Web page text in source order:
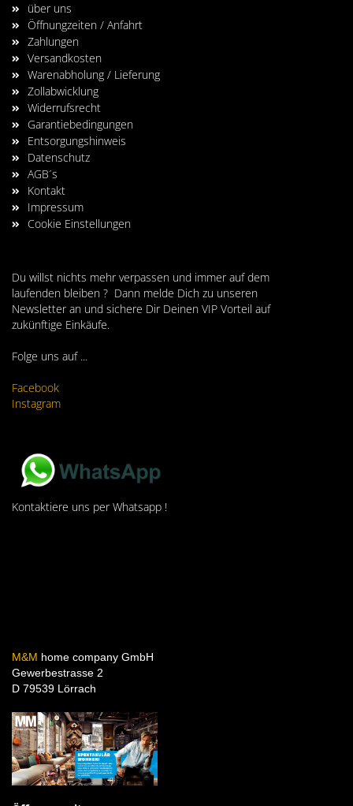
über uns
Öffnungzeiten / Anfahrt
Zahlungen
Versandkosten
Warenabholung / Lieferung
Zollabwicklung
Widerrufsrecht
Garantiebedingungen
Entsorgungshinweis
Datenschutz
AGB´s
Kontakt
Impressum
Cookie Einstellungen
Du willst nichts mehr verpassen und immer auf dem
laufenden bleiben ? Dann melde Dich zu unseren
Newsletter an und sichere Dir Deinen VIP Vorteil auf
zukünftige Einkäufe.
Folge uns auf ...
Facebook
Instagram
Kontaktiere uns per Whatsapp !
M&M home company GmbH
Gewerbestrasse 2
D 79539 Lörrach